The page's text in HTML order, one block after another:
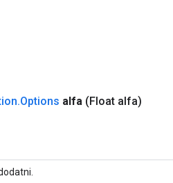
.Options alfa (Float alfa)